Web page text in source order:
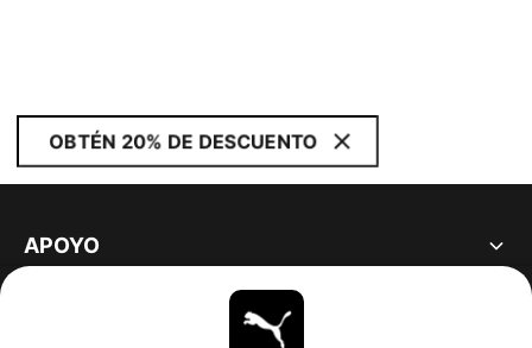
OBTÉN 20% DE DESCUENTO
APOYO